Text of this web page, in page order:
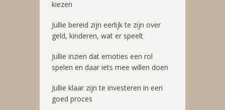
kiezen
Jullie bereid zijn eerlijk te zijn over
geld, kinderen, wat er speelt
Jullie inzien dat emoties een rol
spelen en daar iets mee willen doen
Jullie klaar zijn te investeren in een
goed proces